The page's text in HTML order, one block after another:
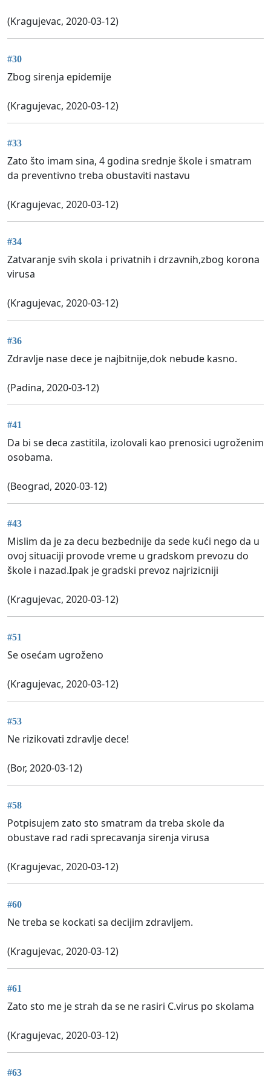
(Kragujevac, 2020-03-12)
#30
Zbog sirenja epidemije
(Kragujevac, 2020-03-12)
#33
Zato što imam sina, 4 godina srednje škole i smatram
da preventivno treba obustaviti nastavu
(Kragujevac, 2020-03-12)
#34
Zatvaranje svih skola i privatnih i drzavnih,zbog korona
virusa
(Kragujevac, 2020-03-12)
#36
Zdravlje nase dece je najbitnije,dok nebude kasno.
(Padina, 2020-03-12)
#41
Da bi se deca zastitila, izolovali kao prenosici ugroženim
osobama.
(Beograd, 2020-03-12)
#43
Mislim da je za decu bezbednije da sede kući nego da u
ovoj situaciji provode vreme u gradskom prevozu do
škole i nazad.Ipak je gradski prevoz najrizicniji
(Kragujevac, 2020-03-12)
#51
Se osećam ugroženo
(Kragujevac, 2020-03-12)
#53
Ne rizikovati zdravlje dece!
(Bor, 2020-03-12)
#58
Potpisujem zato sto smatram da treba skole da
obustave rad radi sprecavanja sirenja virusa
(Kragujevac, 2020-03-12)
#60
Ne treba se kockati sa decijim zdravljem.
(Kragujevac, 2020-03-12)
#61
Zato sto me je strah da se ne rasiri C.virus po skolama
(Kragujevac, 2020-03-12)
#63